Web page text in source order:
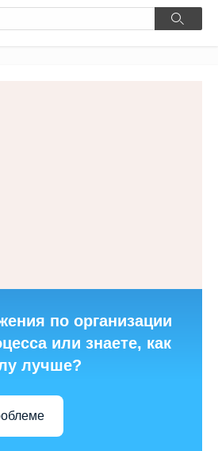
Поиск
по организации
или знаете, как
лучше?